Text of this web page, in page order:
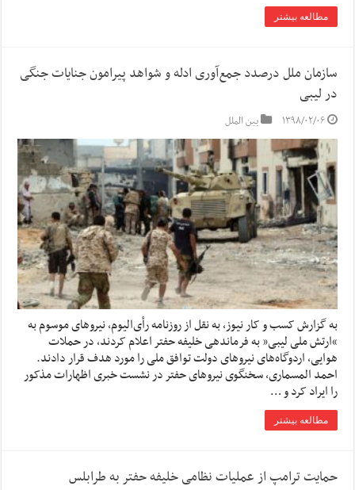
مطالعه بیشتر
سازمان ملل درصدد جمع‌آوری ادله و شواهد پیرامون جنایات جنگی
در لیبی
۱۳۹۸/۰۲/۰۶ بین الملل
به گزارش کسب و کار نیوز، به نقل از روزنامه رأی‌الیوم، نیروهای موسوم به
“ارتش ملی لیبی” به فرماندهی خلیفه حفتر اعلام کردند، در حملات
هوایی، اردوگاه‌های نیروهای دولت توافق ملی را مورد هدف قرار دادند.
احمد المسماری، سخنگوی نیروهای حفتر در نشست خبری اظهارات مذکور
را ایراد کرد و …
مطالعه بیشتر
حمایت ترامپ از عملیات نظامی خلیفه حفتر به طرابلس